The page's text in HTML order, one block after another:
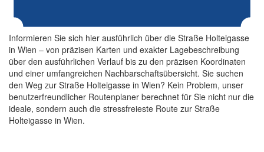
Informieren Sie sich hier ausführlich über die Straße Holteigasse
in Wien – von präzisen Karten und exakter Lagebeschreibung
über den ausführlichen Verlauf bis zu den präzisen Koordinaten
und einer umfangreichen Nachbarschaftsübersicht. Sie suchen
den Weg zur Straße Holteigasse in Wien? Kein Problem, unser
benutzerfreundlicher Routenplaner berechnet für Sie nicht nur die
ideale, sondern auch die stressfreieste Route zur Straße
Holteigasse in Wien.